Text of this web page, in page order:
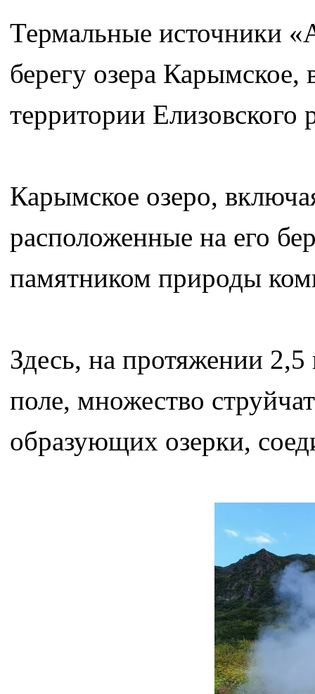
Термальные источники
берегу озера
территории Елизовского
Карымское озеро,
расположенные на его
памятником природы
Здесь, на протяжении
поле, множество
образующих озерки,